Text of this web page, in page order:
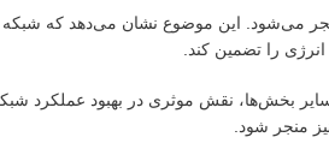
می‌شود. این موضوع نشان می‌دهد که شبکه
انرژی را تضمین کند.
بخش‌ها، نقش موثری در بهبود عملکرد
منجر شود.